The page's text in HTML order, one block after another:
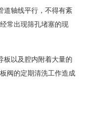
轴线平行，不得有紊
常出现筛孔堵塞的现
以及腔内附着大量的
阀的定期清洗工作造成